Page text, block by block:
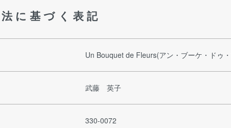
に基づく表記
Un Bouquet de Fleurs(アン・ブーケ・ドゥ
武藤 英子
330-0072